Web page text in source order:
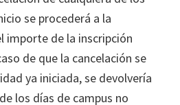
se procederá a la
importe de la inscripción
de que la cancelación se
ya iniciada, se devolvería
los días de campus no